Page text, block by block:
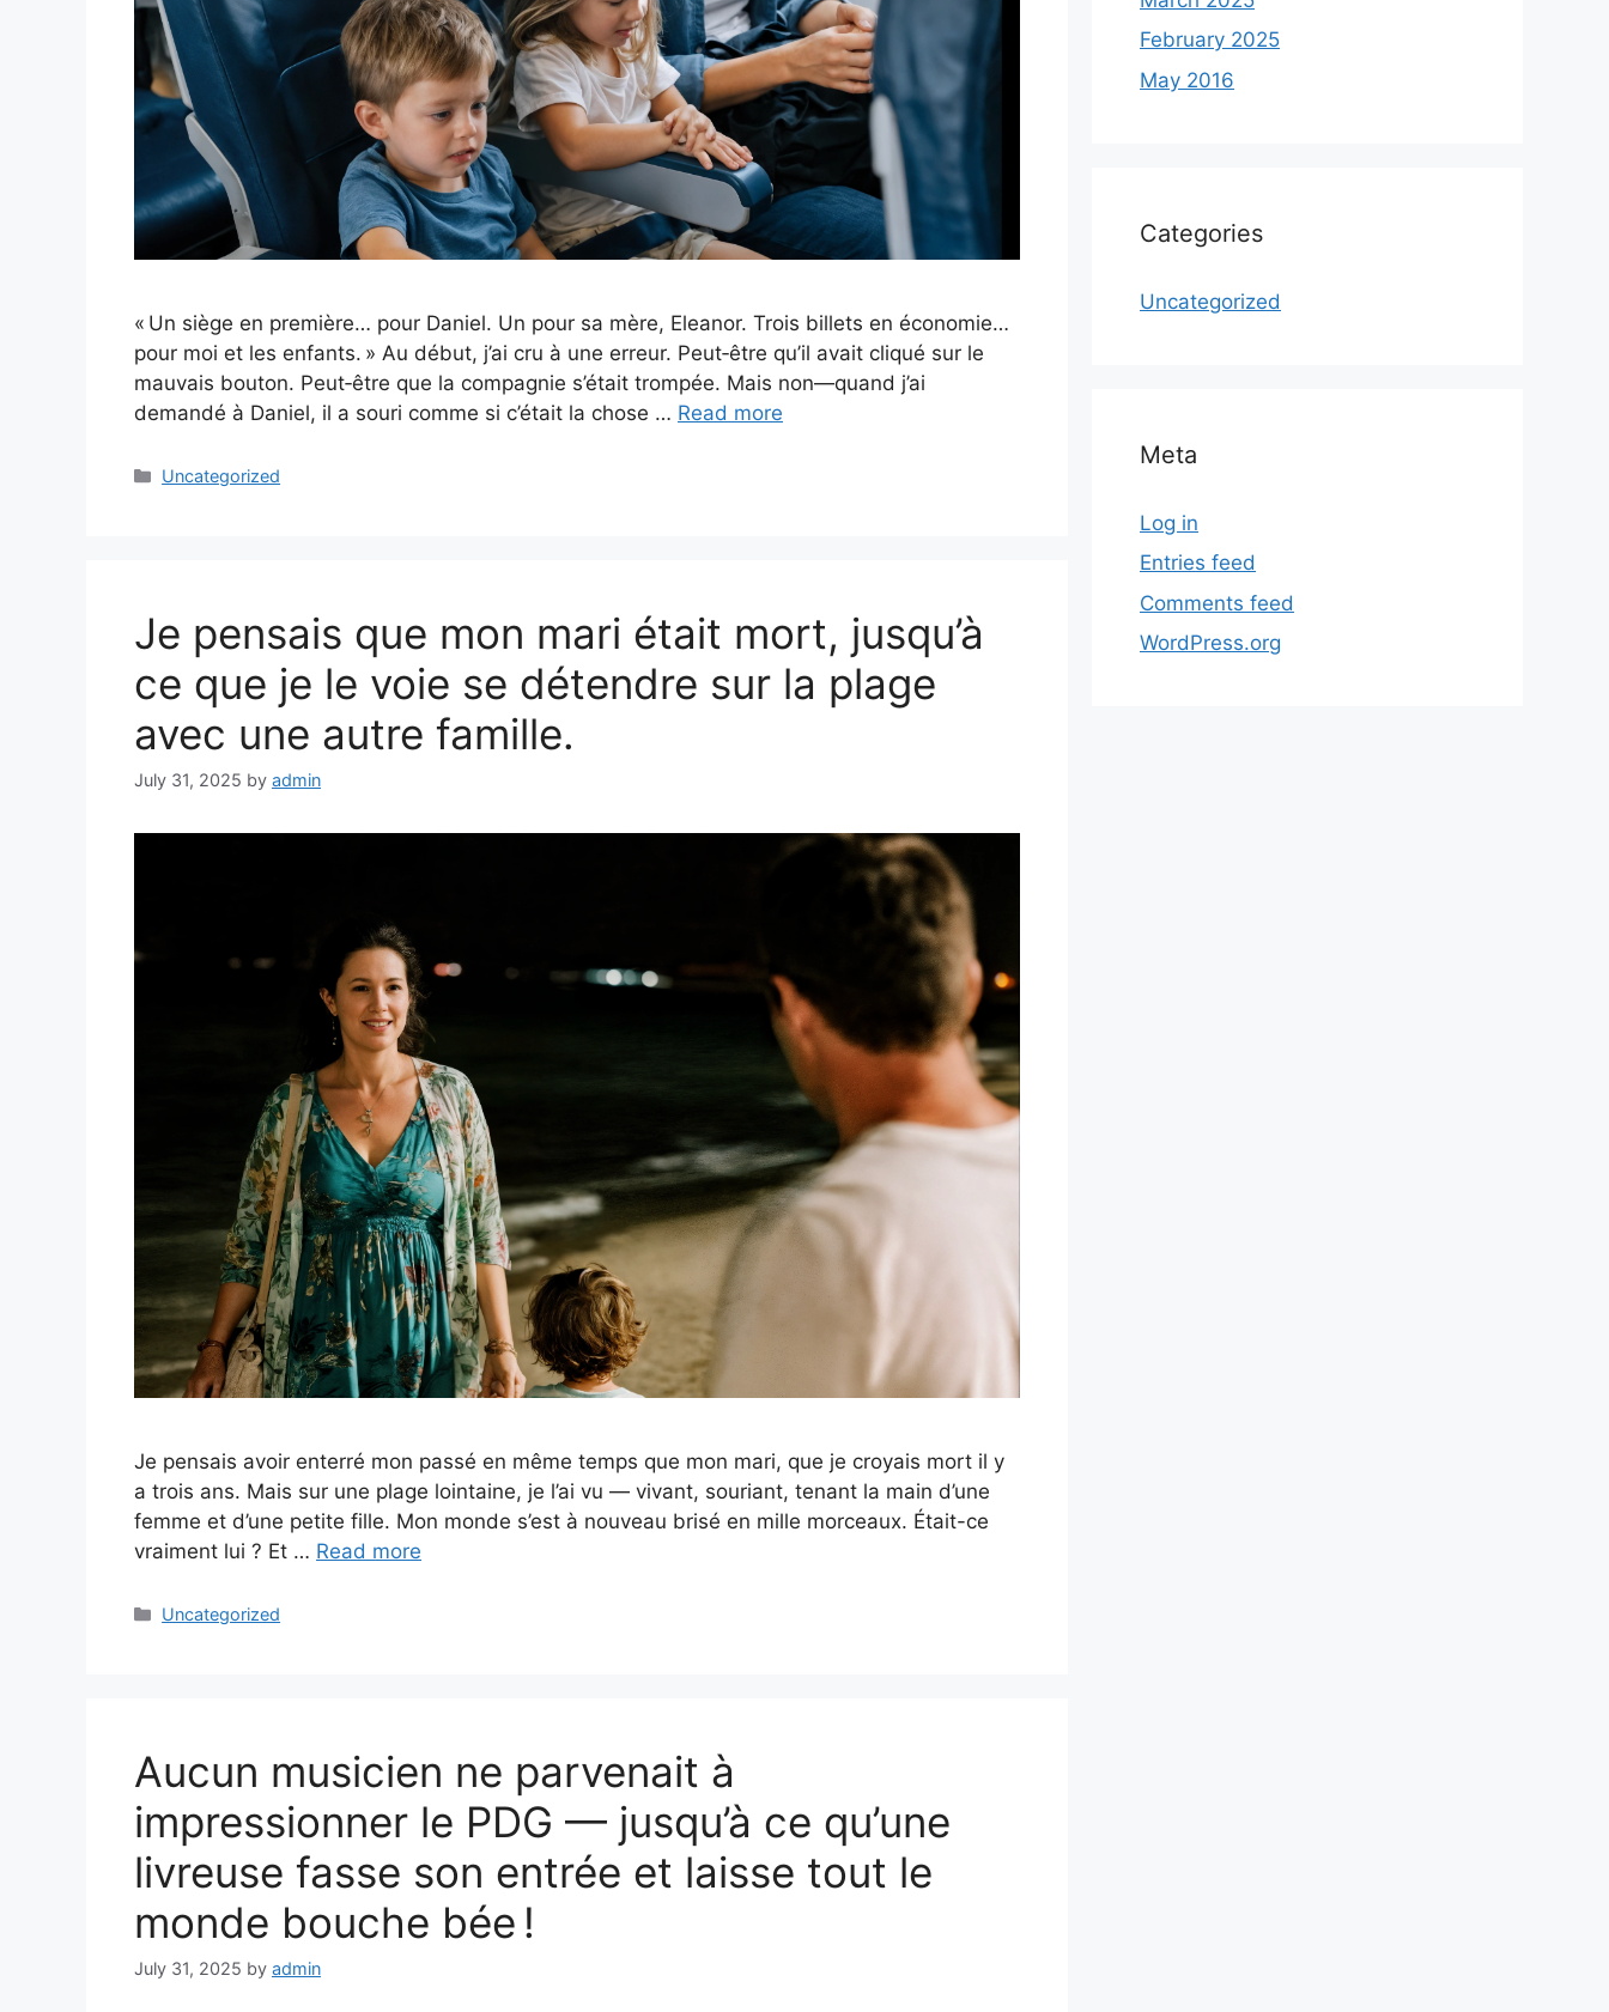
« Un siège en première… pour Daniel. Un pour sa mère, Eleanor. Trois billets en économie…
pour moi et les enfants. » Au début, j’ai cru à une erreur. Peut‑être qu’il avait cliqué sur le
mauvais bouton. Peut‑être que la compagnie s’était trompée. Mais non—quand j’ai
demandé à Daniel, il a souri comme si c’était la chose … Read more
Categories
Uncategorized
Je pensais que mon mari était mort, jusqu’à
ce que je le voie se détendre sur la plage
avec une autre famille.
July 31, 2025 by admin
Je pensais avoir enterré mon passé en même temps que mon mari, que je croyais mort il y
a trois ans. Mais sur une plage lointaine, je l’ai vu — vivant, souriant, tenant la main d’une
femme et d’une petite fille. Mon monde s’est à nouveau brisé en mille morceaux. Était-ce
vraiment lui ? Et … Read more
Categories
Uncategorized
Aucun musicien ne parvenait à
impressionner le PDG — jusqu’à ce qu’une
livreuse fasse son entrée et laisse tout le
monde bouche bée !
July 31, 2025 by admin
February 2025
May 2016
Categories
Uncategorized
Meta
Log in
Entries feed
Comments feed
WordPress.org